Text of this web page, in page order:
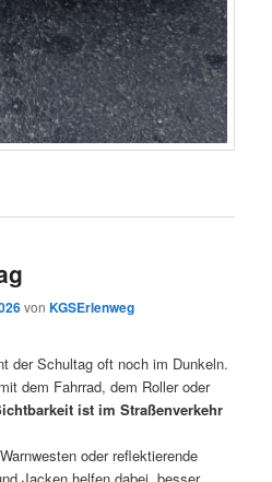
vonKGSErlenweg
der Schultag oft noch im Dunkeln.
dem Fahrrad, dem Roller oder
ist im Straßenverkehr
oder reflektierende